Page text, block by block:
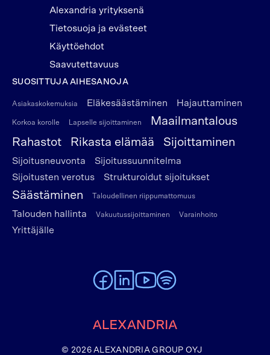
Alexandria yrityksenä
Tietosuoja ja evästeet
Käyttöehdot
Saavutettavuus
SUOSITTUJA AIHESANOJA
Asiakaskokemuksia Eläkesäästäminen Hajauttaminen
Korkoa korolle Lapselle sijoittaminen
Maailmantalous
Rahastot
Rikasta elämää Sijoittaminen
Sijoitusneuvonta
Sijoitussuunnitelma
Sijoitusten verotus
Strukturoidut sijoitukset
Säästäminen Taloudellinen riippumattomuus
Talouden hallinta Vakuutussijoittaminen Varainhoito
Yrittäjälle
© 2026 ALEXANDRIA GROUP OYJ
To Alexandria Facebook page
To Alexandria LinkedIn page
To Alexandria Youtube page
To Alexandria Spotify